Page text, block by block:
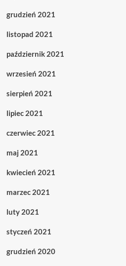
grudzień 2021
listopad 2021
październik 2021
wrzesień 2021
sierpień 2021
lipiec 2021
czerwiec 2021
maj 2021
kwiecień 2021
marzec 2021
luty 2021
styczeń 2021
grudzień 2020